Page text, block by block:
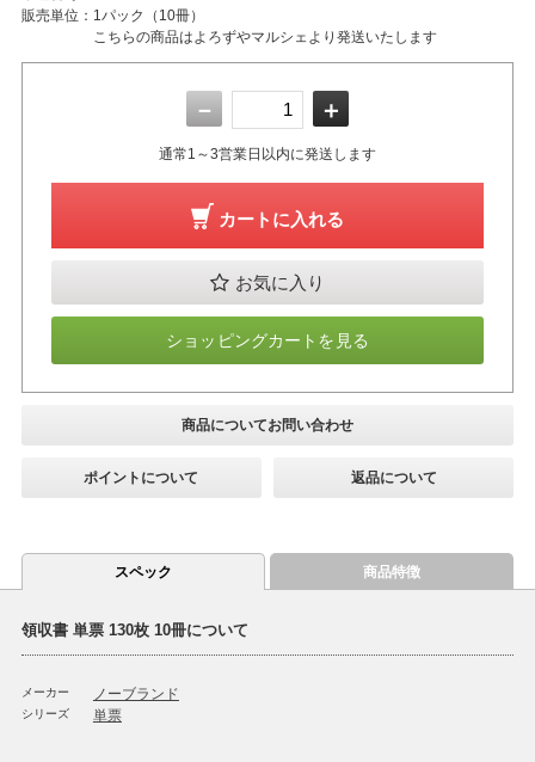
販売単位： 1パック（10冊）
こちらの商品はよろずやマルシェより発送いたします
－ ＋
通常1～3営業日以内に発送します
カートに入れる
お気に入り
ショッピングカートを見る
商品についてお問い合わせ
ポイントについて 返品について
スペック 商品特徴
領収書 単票 130枚 10冊について
メーカー ノーブランド
シリーズ 単票